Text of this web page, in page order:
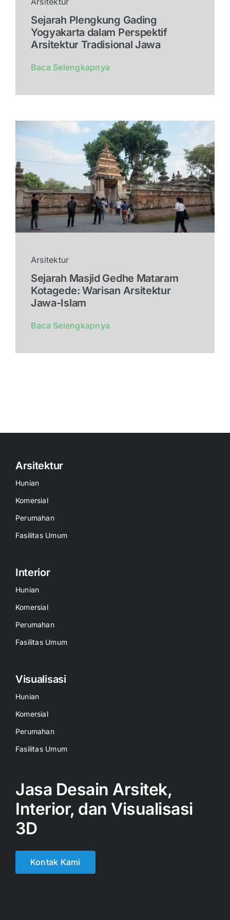
Sejarah Plengkung Gading
Yogyakarta dalam Perspektif
Arsitektur Tradisional Jawa
Baca Selengkapnya
Arsitektur
Sejarah Masjid Gedhe Mataram
Kotagede: Warisan Arsitektur
Jawa-Islam
Baca Selengkapnya
Arsitektur
Hunian
Komersial
Perumahan
Fasilitas Umum
Interior
Hunian
Komersial
Perumahan
Fasilitas Umum
Visualisasi
Hunian
Komersial
Perumahan
Fasilitas Umum
Jasa Desain Arsitek,
Interior, dan Visualisasi
3D
Kontak Kami